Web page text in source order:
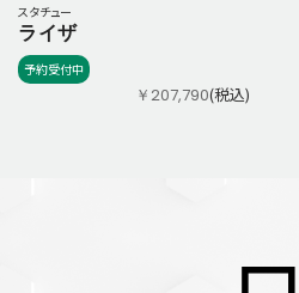
スタチュー
ライザ
予約受付中
￥207,790(税込)